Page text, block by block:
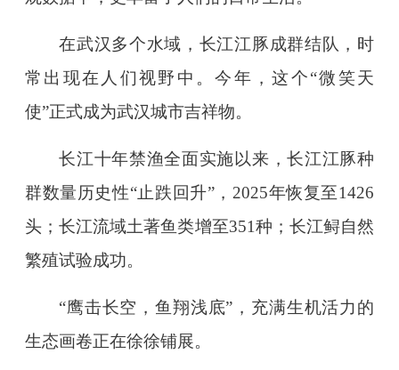
在武汉多个水域，长江江豚成群结队，时
常出现在人们视野中。今年，这个“微笑天
使”正式成为武汉城市吉祥物。
长江十年禁渔全面实施以来，长江江豚种
群数量历史性“止跌回升”，2025年恢复至1426
头；长江流域土著鱼类增至351种；长江鲟自然
繁殖试验成功。
“鹰击长空，鱼翔浅底”，充满生机活力的
生态画卷正在徐徐铺展。